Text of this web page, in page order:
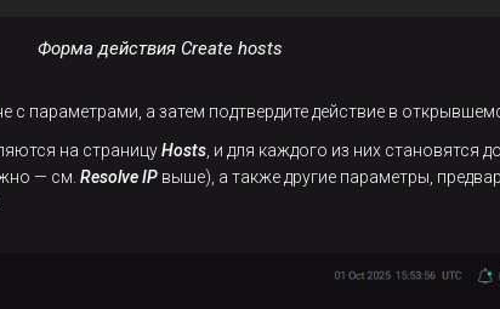
Форма действия Create hosts
с параметрами, а затем подтвердите действие в
на страницуHosts, и для каждого из них становятся
— см. Resolve IP выше), а также другие параметры,